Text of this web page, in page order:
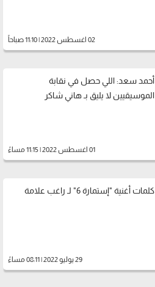
02 اغسطس 2022 | 11:10 صباحاً
أحمد سعد: اللي حصل في نقابة
الموسيقيين لا يليق بـ هاني شاكر
01 اغسطس 2022 | 11:15 مساءً
كلمات أغنية "إستمارة 6" لـ راغب علامة
29 يوليو 2022 | 08:11 مساءً